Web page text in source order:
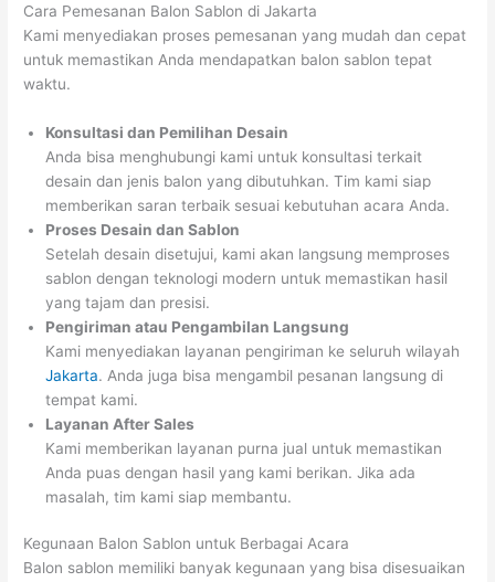
Cara Pemesanan Balon Sablon di Jakarta
Kami menyediakan proses pemesanan yang mudah dan cepat
untuk memastikan Anda mendapatkan balon sablon tepat
waktu.
Konsultasi dan Pemilihan Desain
Anda bisa menghubungi kami untuk konsultasi terkait
desain dan jenis balon yang dibutuhkan. Tim kami siap
memberikan saran terbaik sesuai kebutuhan acara Anda.
Proses Desain dan Sablon
Setelah desain disetujui, kami akan langsung memproses
sablon dengan teknologi modern untuk memastikan hasil
yang tajam dan presisi.
Pengiriman atau Pengambilan Langsung
Kami menyediakan layanan pengiriman ke seluruh wilayah
Jakarta. Anda juga bisa mengambil pesanan langsung di
tempat kami.
Layanan After Sales
Kami memberikan layanan purna jual untuk memastikan
Anda puas dengan hasil yang kami berikan. Jika ada
masalah, tim kami siap membantu.
Kegunaan Balon Sablon untuk Berbagai Acara
Balon sablon memiliki banyak kegunaan yang bisa disesuaikan